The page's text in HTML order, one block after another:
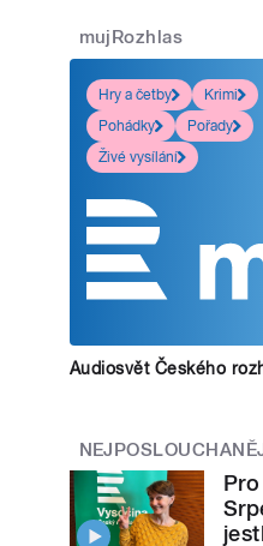
mujRozhlas
Hry a četby
Krimi
Pohádky
Pořady
Živé vysílání
Audiosvět Českého